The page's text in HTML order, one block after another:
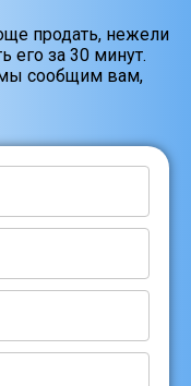
продать, нежели
его за 30 минут.
мы сообщим вам,